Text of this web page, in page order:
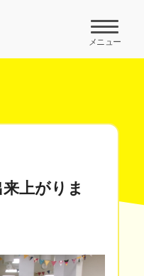
メニュー
上がりま